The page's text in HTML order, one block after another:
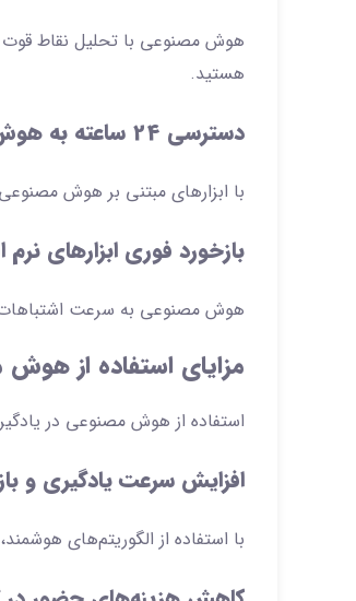
هوش مصنوعی با تحلیل نقاط قوت
هستید.
دسترسی 24 ساعته به هوش مصنوعی
با ابزارهای مبتنی بر هوش
بازخورد فوری ابزارهای نرم
هوش مصنوعی به سرعت اشتباهات
مزایای استفاده از
استفاده از هوش مصنوعی در
افزایش سرعت یادگیری و
با استفاده از الگوریتم‌های